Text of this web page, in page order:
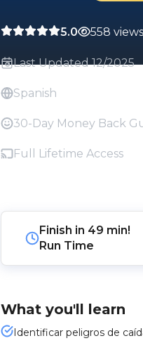
5.0 558 views
Last Updated 12/2025
Spanish
30-Day Money Back
Full Lifetime Access
Finish in 49 min!
Run Time
What you'll learn
Identificar peligros de